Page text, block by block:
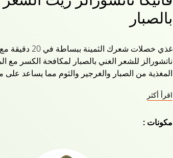
بالصبار
غذي خصلات شعرك
ناتشورالز للشعر الغني بالصبار لمكافحة الكسر مع
المغذية من الصبار والغرجير والثوم مما يساعد
الطبيعي للشعر للرجال والنساء من فاتيكا يمنح
اقرأ أكثر
مكونات :